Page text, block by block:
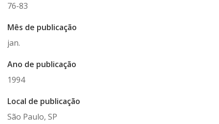
76-83
Mês de publicação
jan.
Ano de publicação
1994
Local de publicação
São Paulo, SP